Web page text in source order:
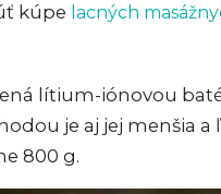
kúpe lacných
lítium-iónovou
je aj jej menšia
800 g.